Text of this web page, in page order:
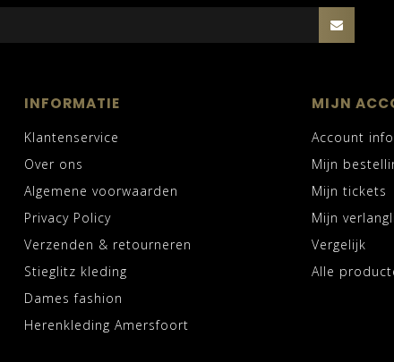
INFORMATIE
Klantenservice
Over ons
Algemene voorwaarden
Privacy Policy
Verzenden & retourneren
Stieglitz kleding
Dames fashion
Herenkleding Amersfoort
MIJN
Account
Mijn
Mijn tickets
Mijn
Vergelijk
Alle